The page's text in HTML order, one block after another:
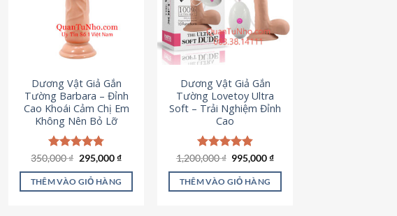
Các
tùy
chọn
có
được
chọn
trên
trang
sản
phẩm
Dương Vật Giả Gắn
Tường Barbara – Đỉnh
Cao Khoái Cảm Chị Em
Không Nên Bỏ Lỡ
Được xếp
5 sao
350,000₫ Giá
là:
350,000 ₫.
295,000₫Giá
tại
là:
THÊM VÀO GIỎ HÀNG
Dương Vật Giả Gắn
Tường Lovetoy Ultra
Soft – Trải Nghiệm Đỉnh
Cao
Được xếp
5 sao
1,200,000₫ Giá
là:
1,200,000 ₫.
995,000₫Giá
tại
THÊM VÀO GIỎ HÀNG